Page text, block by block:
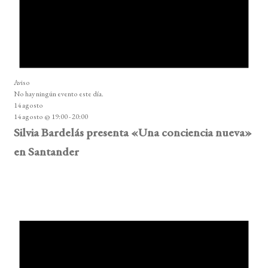
Aviso
No hay ningún evento este día.
14 agosto
14 agosto @ 19:00-20:00
Silvia Bardelás presenta «Una conciencia nueva»
en Santander